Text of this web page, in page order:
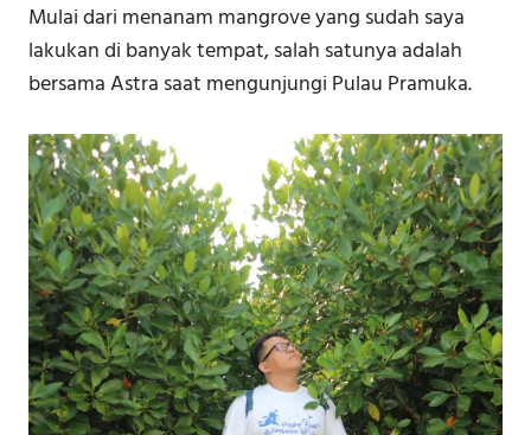
Mulai dari menanam mangrove yang sudah saya
lakukan di banyak tempat, salah satunya adalah
bersama Astra saat mengunjungi Pulau Pramuka.